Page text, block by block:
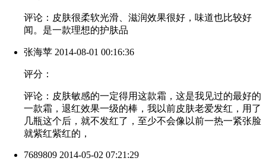
评论：皮肤很柔软光滑、滋润效果很好，味道也比较好
闻。是一款理想的护肤品
张海苹 2014-08-01 00:16:36
评分：
评论：皮肤敏感的一定得用这款霜，这是我见过的最好的
一款霜，退红效果一级的棒，我以前皮肤老爱发红，用了
几瓶这个后，就不发红了，至少不会像以前一热一紧张脸
就紫红紫红的，
7689809 2014-05-02 07:21:29